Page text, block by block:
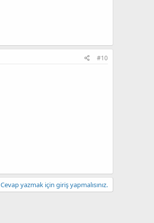
#10
Cevap yazmak için giriş yapmalısınız.